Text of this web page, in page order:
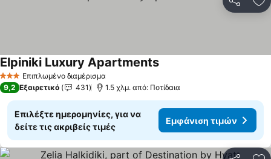
3 ΑστέριαΕπιπλωμένο διαμέρισμα
Elpiniki Luxury Apartments
9,2 Εξαιρετικό 431 1.5 χλμ. από: Ποτίδαια
Επιλέξτε ημερομηνίες, για να
δείτε τις ακριβείς τιμές
Εμφάνιση τιμών